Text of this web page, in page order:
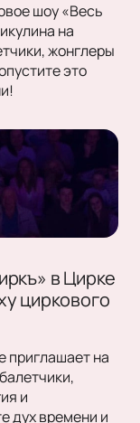
шоу «Весь
на
жонглеры
это
в Цирке
циркового
приглашает на
и
дух времени и